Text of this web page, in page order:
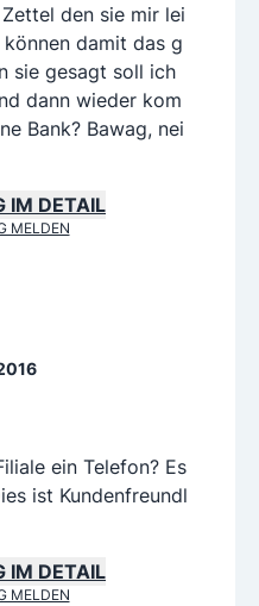
den sie mir lei
damit das g
sie gesagt soll ich
dann wieder kom
Bank? Bawag, nei
IM DETAIL
MELDEN
ein Telefon? Es
ist Kundenfreundl
IM DETAIL
MELDEN